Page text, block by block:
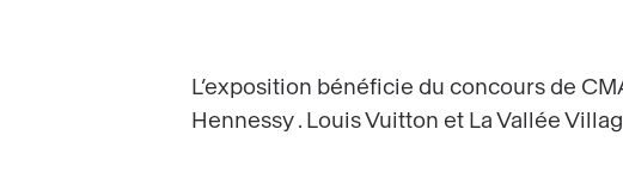
L’exposition bénéficie du concours de
Hennessy . Louis Vuitton et La Vallée